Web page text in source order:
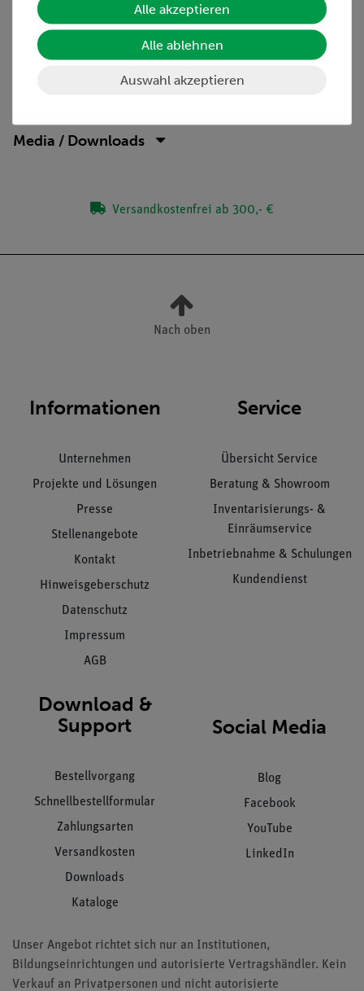
Lieferumfang
Media / Downloads
Versandkostenfrei ab 300,- €
Nach oben
Informationen
Unternehmen
Projekte und Lösungen
Presse
Stellenangebote
Kontakt
Hinweisgeberschutz
Datenschutz
Impressum
AGB
Service
Übersicht Service
Beratung & Showroom
Inventarisierungs- &
Einräumservice
Inbetriebnahme & Schulungen
Kundendienst
Download &
Support
Bestellvorgang
Schnellbestellformular
Zahlungsarten
Versandkosten
Downloads
Kataloge
Social Media
Blog
Facebook
YouTube
LinkedIn
Unser Angebot richtet sich nur an Institutionen,
Bildungseinrichtungen und autorisierte Vertragshändler. Kein
Verkauf an Privatpersonen und nicht autorisierte
Alle akzeptieren
Alle ablehnen
Auswahl akzeptieren